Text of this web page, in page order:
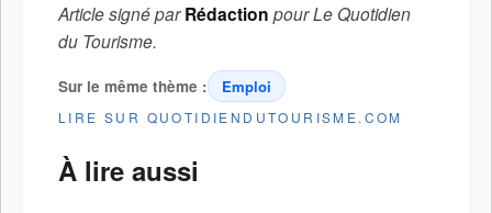
Article signé parRédaction pourLe Quotidien
du Tourisme.
Sur le même thème : Emploi
LIRE SUR QUOTIDIENDUTOURISME.COM
À lire aussi